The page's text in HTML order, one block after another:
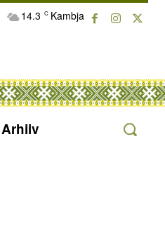
14.3 C Kambja
Arhiiv